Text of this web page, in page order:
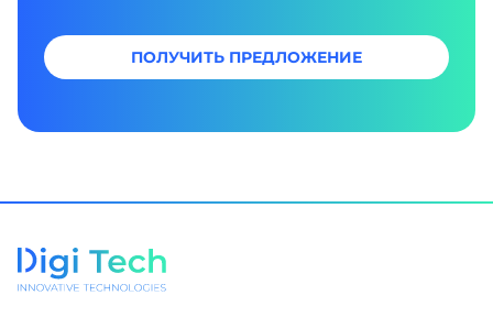
ПОЛУЧИТЬ ПРЕДЛОЖЕНИЕ